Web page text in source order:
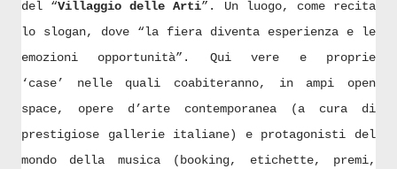
del “Villaggio delle Arti”. Un luogo, come recita
lo slogan, dove “la fiera diventa esperienza e le
emozioni opportunità”. Qui vere e proprie
‘case’ nelle quali coabiteranno, in ampi open
space, opere d’arte contemporanea
(a cura di
prestigiose gallerie italiane) e protagonisti del
mondo della musica (booking, etichette, premi,